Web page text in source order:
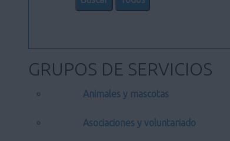
GRUPOS DE SERVICIOS
Animales y mascotas
Asociaciones y voluntariado